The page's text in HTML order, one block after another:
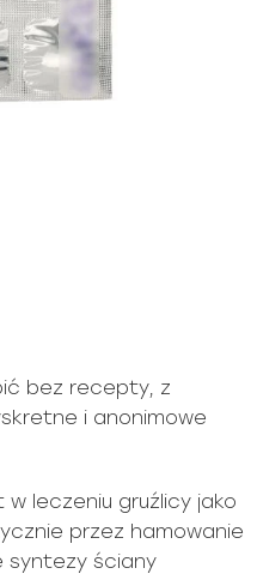
bez recepty, z
i anonimowe
leczeniu gruźlicy jako
przez hamowanie
syntezy ściany